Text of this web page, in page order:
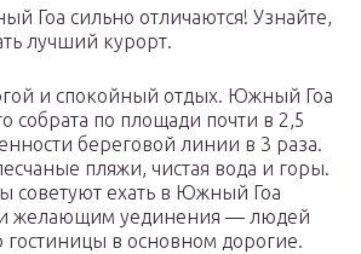
Гоа сильно отличаются! Узнайте,
лучший курорт.
и спокойный отдых. Южный Гоа
собрата по площади почти в 2,5
береговой линии в 3 раза.
пляжи, чистая вода и горы.
советуют ехать в Южный Гоа
и желающим уединения — людей
гостиницы в основном дорогие.